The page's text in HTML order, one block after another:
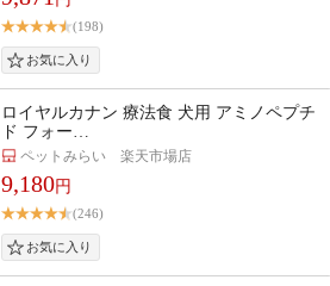
(198)
ロイヤルカナン 療法食 犬用 アミノペプチ
ド フォー…
ペットみらい 楽天市場店
9,180円
(246)